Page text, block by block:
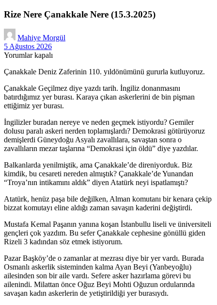
Rize Nere Çanakkale Nere (15.3.2025)
Mahiye Morgül
5 Ağustos 2026
Yorumlar kapalı
Çanakkale Deniz Zaferinin 110. yıldönümünü gururla kutluyoruz.
Çanakkale Geçilmez diye yazdı tarih. İngiliz donanmasını
batırdığımız yer burası. Karaya çıkan askerlerini de bin pişman
ettiğimiz yer burası.
İngilizler buradan nereye ve neden geçmek istiyordu? Gemiler
dolusu paralı askeri nerden toplamışlardı? Demokrasi götürüyoruz
demişlerdi Güneydoğu Asyalı zavallılara, savaştan sonra o
zavallıların mezar taşlarına “Demokrasi için öldü” diye yazdılar.
Balkanlarda yenilmiştik, ama Çanakkale’de direniyorduk. Biz
kimdik, bu cesareti nereden almıştık? Çanakkale’de Yunandan
“Troya’nın intikamını aldık” diyen Atatürk neyi ispatlamıştı?
Atatürk, henüz paşa bile değilken, Alman komutanı bir kenara çekip
bizzat komutayı eline aldığı zaman savaşın kaderini değiştirdi.
Mustafa Kemal Paşanın yanına koşan İstanbullu liseli ve üniversiteli
gençleri çok yazdım. Bu sefer Çanakkale cephesine gönüllü giden
Rizeli 3 kadından söz etmek istiyorum.
Pazar Başköy’de o zamanlar at mezrası diye bir yer vardı. Burada
Osmanlı askerlik sisteminden kalma Ayan Beyi (Yanbeyoğlu)
ailesinden son bir aile vardı. Sefere asker hazırlama görevi bu
ailenindi. Milattan önce Oğuz Beyi Mohti Oğuzun ordularında
savaşan kadın askerlerin de yetiştirildiği yer burasıydı.